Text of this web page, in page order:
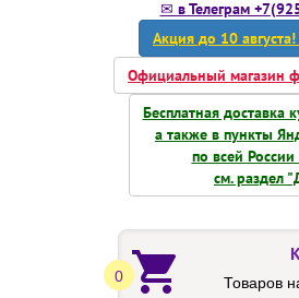
✉ в Телеграм
Акция до 10
Официальный магазин
Бесплатная доставка
а также в пункты
по всей
см. раздел
0 Товаров